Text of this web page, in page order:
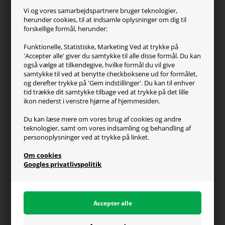
Vi og vores samarbejdspartnere bruger teknologier,
herunder cookies, til at indsamle oplysninger om dig til
forskellige formål, herunder:
Funktionelle, Statistiske, Marketing Ved at trykke på
'Accepter alle' giver du samtykke til alle disse formål. Du kan
også vælge at tilkendegive, hvilke formål du vil give
samtykke til ved at benytte checkboksene ud for formålet,
og derefter trykke på 'Gem indstillinger'. Du kan til enhver
tid trække dit samtykke tilbage ved at trykke på det lille
ikon nederst i venstre hjørne af hjemmesiden.
Du kan læse mere om vores brug af cookies og andre
teknologier, samt om vores indsamling og behandling af
personoplysninger ved at trykke på linket.
Om cookies
Googles privatlivspolitik
ZOWIE
Turtle Beach
Kundeservice
Kontakt os
FAQ
Handelsvilkår
Reklamation
Generel info
Om os
Fragt og levering